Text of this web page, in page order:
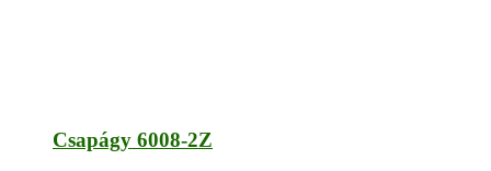
Csapágy 6008-2Z